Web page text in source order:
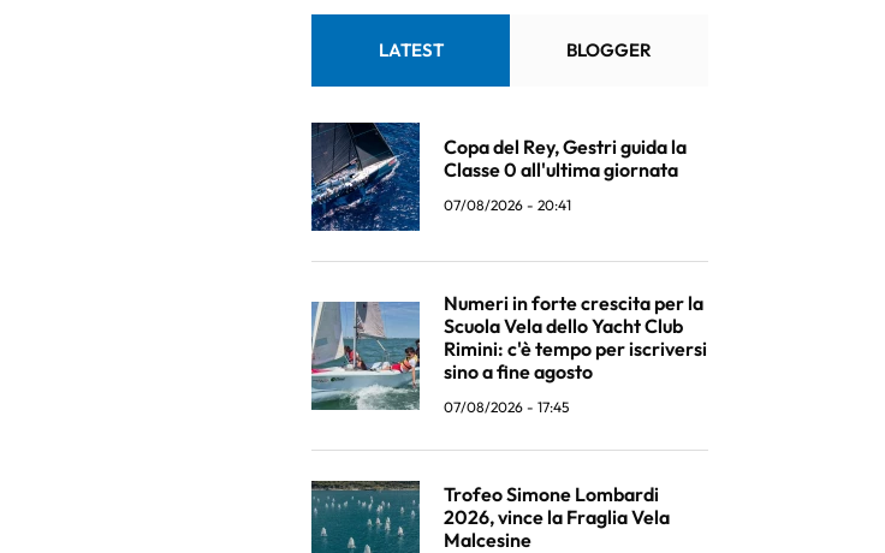
LATEST BLOGGER
Copa del Rey, Gestri guida la
Classe 0 all'ultima giornata
07/08/2026 - 20:41
Numeri in forte crescita per la
Scuola Vela dello Yacht Club
Rimini: c'è tempo per iscriversi
sino a fine agosto
07/08/2026 - 17:45
Trofeo Simone Lombardi
2026, vince la Fraglia Vela
Malcesine